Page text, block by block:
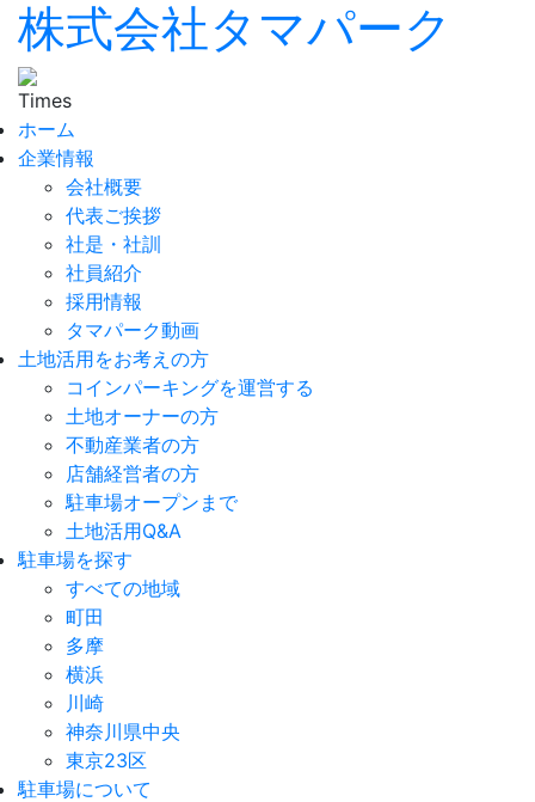
株式会社タマパーク
ホーム
企業情報
会社概要
代表ご挨拶
社是・社訓
社員紹介
採用情報
タマパーク動画
土地活用をお考えの方
コインパーキングを運営する
土地オーナーの方
不動産業者の方
店舗経営者の方
駐車場オープンまで
土地活用Q&A
駐車場を探す
すべての地域
町田
多摩
横浜
川崎
神奈川県中央
東京23区
駐車場について